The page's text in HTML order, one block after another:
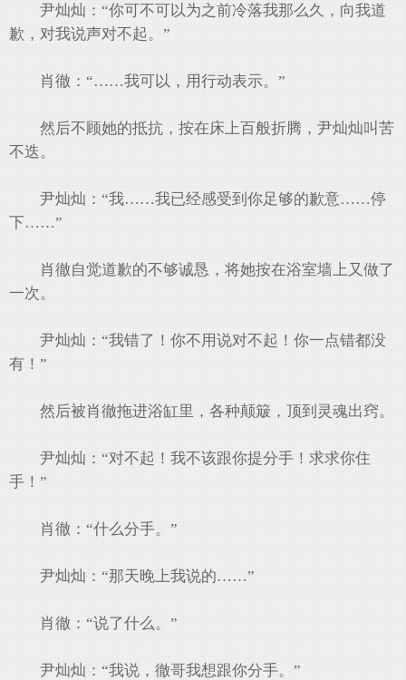
尹灿灿：“你可不可以为之前冷落我那么久，向我道
歉，对我说声对不起。”
肖徹：“……我可以，用行动表示。”
然后不顾她的抵抗，按在床上百般折腾，尹灿灿叫苦
不迭。
尹灿灿：“我……我已经感受到你足够的歉意……停
下……”
肖徹自觉道歉的不够诚恳，将她按在浴室墙上又做了
一次。
尹灿灿：“我错了！你不用说对不起！你一点错都没
有！”
然后被肖徹拖进浴缸里，各种颠簸，顶到灵魂出窍。
尹灿灿：“对不起！我不该跟你提分手！求求你住
手！”
肖徹：“什么分手。”
尹灿灿：“那天晚上我说的……”
肖徹：“说了什么。”
尹灿灿：“我说，徹哥我想跟你分手。”